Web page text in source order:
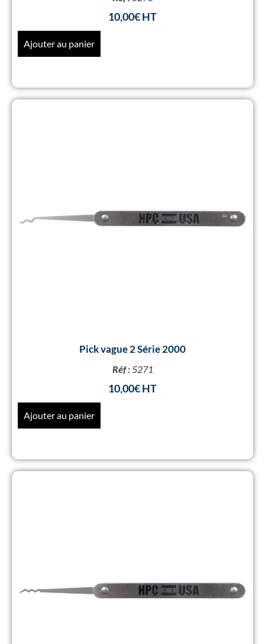
10,00€
Ajouter au panier
Pick vague 2 Série 2000
Réf :5271
10,00€
Ajouter au panier